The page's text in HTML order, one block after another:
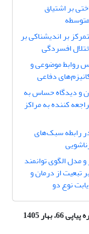
بر اشتیاق
بر اندیشناکی بر
افسردگی
روابط موضوعی و
دفاعی
و دیدگاه حساس به
کننده به مراکز
رابطه سبک‌های
مدل الگوی توانمند
تبعیت از درمان و
نوع دو